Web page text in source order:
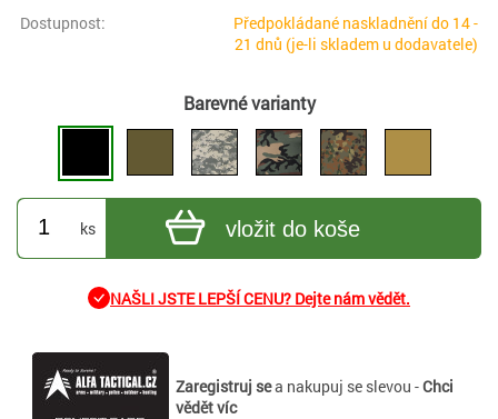
Dostupnost:
Předpokládané naskladnění do 14 -
21 dnů (je-li skladem u dodavatele)
Barevné varianty
ks vložit do koše
NAŠLI JSTE LEPŠÍ CENU? Dejte nám vědět.
Zaregistruj sea nakupuj se slevou -Chci
vědět víc